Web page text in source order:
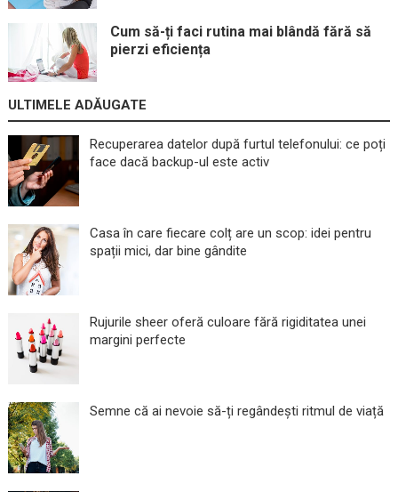
Cum să-ți faci rutina mai blândă fără să
pierzi eficiența
ULTIMELE ADĂUGATE
Recuperarea datelor după furtul telefonului: ce poți
face dacă backup-ul este activ
Casa în care fiecare colț are un scop: idei pentru
spații mici, dar bine gândite
Rujurile sheer oferă culoare fără rigiditatea unei
margini perfecte
Semne că ai nevoie să-ți regândești ritmul de viață